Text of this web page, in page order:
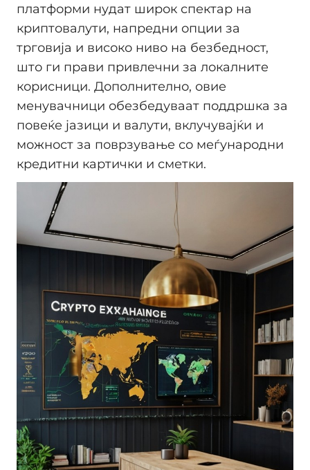
платформи нудат широк спектар на
криптовалути, напредни опции за
трговија и високо ниво на безбедност,
што ги прави привлечни за локалните
корисници. Дополнително, овие
менувачници обезбедуваат поддршка за
повеќе јазици и валути, вклучувајќи и
можност за поврзување со меѓународни
кредитни картички и сметки.